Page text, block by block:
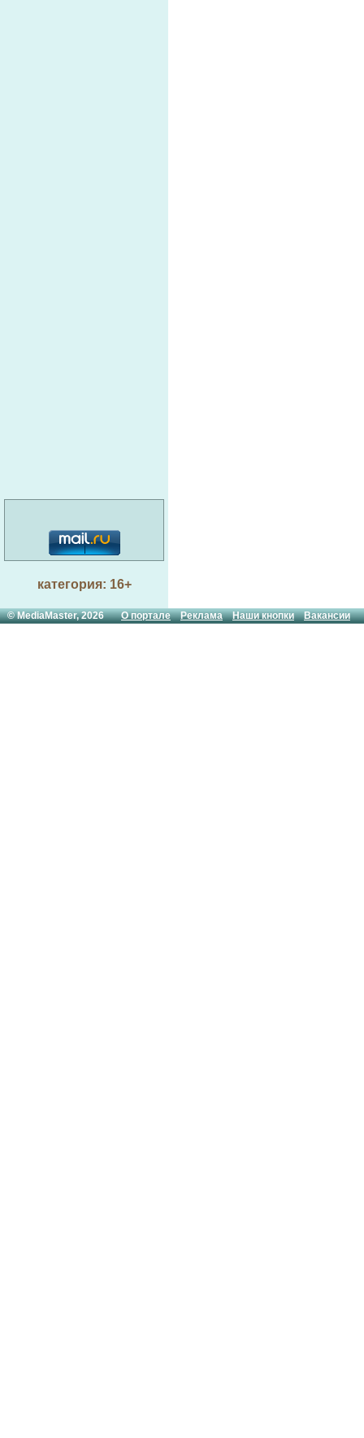
категория: 16+
© MediaMaster, 2026О портале Реклама Наши кнопки Вакансии